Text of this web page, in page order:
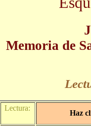
Memoria de
Lectura:
Haz